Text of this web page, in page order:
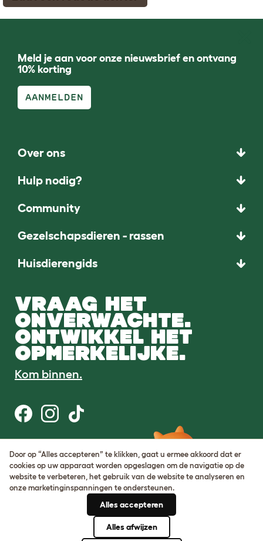
Meld je aan voor onze nieuwsbrief en ontvang
10% korting
AANMELDEN
Over ons
Hulp nodig?
Community
Gezelschapsdieren - rassen
Huisdierengids
VRAAG HET
ONVERWACHTE.
ONTWIKKEL HET
OPMERKELIJKE.
Kom binnen.
Gebruiksvoorwaarden
Cookie & privacybeleid
Cookie Settings
Sitemap
BTW-nummer: DE317631106
Door op “Alles accepteren” te klikken, gaat u ermee akkoord dat er
cookies op uw apparaat worden opgeslagen om de navigatie op de
website te verbeteren, het gebruik van de website te analyseren en
onze marketinginspanningen te ondersteunen.
Alles accepteren
Alles afwijzen